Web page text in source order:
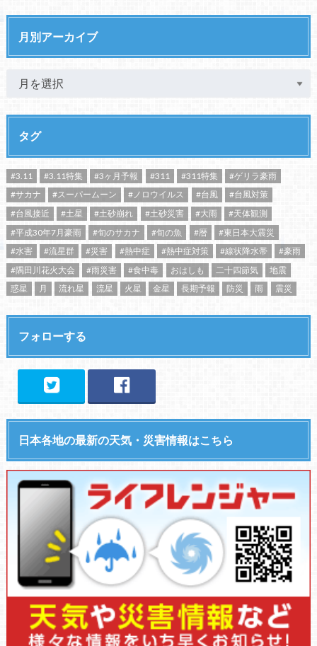
月別アーカイブ
タグ
#3.11 #3.11特集 #3ヶ月予報 #311 #311特集
#ゲリラ豪雨
#サカナ
#スーパームーン #ノロウイルス #台風
#台風対策
#台風接近
#土星 #土砂崩れ #土砂災害 #大雨
#天体観測
#平成30年7月豪雨
#旬のサカナ #旬の魚 #暦
#東日本大震災
#水害
#流星群 #災害 #熱中症 #熱中症対策 #線状降水帯
#豪雨
#隅田川花火大会
#雨災害 #食中毒 おはしも 二十四節気
地震
惑星
月 流れ星 流星 火星 金星 長期予報 防災 雨 震災
フォローする
日本各地の最新の天気・災害情報はこちら